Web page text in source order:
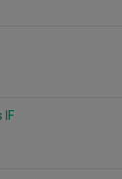
IF